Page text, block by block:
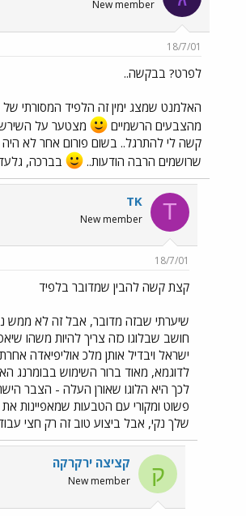
New member
18/7/01
לפרט? בבקשה..
האלמנט שמצג ימין זה הלפיד המסורתי
מהצבעים הרשמיים
מצטער על
קשה לי להתרגל.. בשום פורום אחר לא
שרושמים הרבה הודעות..
בברכה,
T
TK
New member
18/7/01
קצת קשה להבין שמדובר בלפיד
שיערתי שבזה מדובר, אבל זה לא ממש
חושב שבלוגו כזה צריך להיות משהו
ישראל ויבדיל אותן מלכ אוליפיאדה
לדוגמא, מאוד ברור השימוש בבומרנג
לכך היא הלוגו שאורן העלה - הצבר
פשוט ומקורי עם הטבעות שמאפיינות
שלך נקי, אבל ביצוע טוב זה רק חצי
ק קציצה ירקרקה
New member